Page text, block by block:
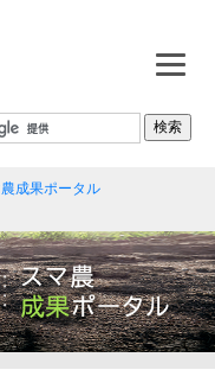
農成果ポータル